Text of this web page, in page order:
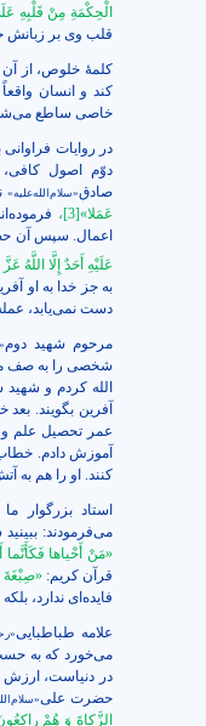
الْحِكْمَةِ مِنْ‏ قَلْبِهِ‏
قلب وى بر
کلمۀ خلوص، از
کند و انسان
خاصی ساطع
در روایات
دوّم اصول کافی،
صادق«سلام‌الله‌علیه»
عَمَلا»[3]،
اعمال. سپس آن
عَلَيْهِ أَحَدٌ إِلَّا اللَّهُ
به جز خدا به او
دست نمی‌یابد،
مرحوم شهید دوم
شخصی را به صف
الله کردم و
آفرین بگویند.
عمر تحصیل علم و
آموزش دادم. خطاب
کنند. او را هم به
استاد بزرگوار
می‌فرمودند:
«مَنْ أَحْياها فَكَأَنَّما
قرآن کریم:«صِبْغَةَ
فایده‌ای ندارد،
علامه طباطبایی
می‌خورد که به
در دنیاست، ارزش
حضرت علی
الزَّكاةَ وَ هُمْ